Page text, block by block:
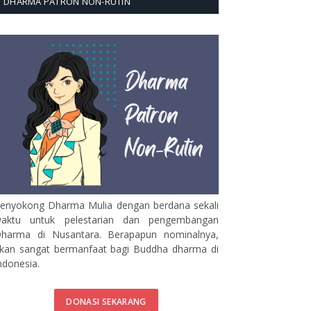
Dharma Mulia dengan berdana sekali
untuk pelestarian dan pengembangan
di Nusantara. Berapapun nominalnya,
sangat bermanfaat bagi Buddha dharma di
DONASI SEKARANG